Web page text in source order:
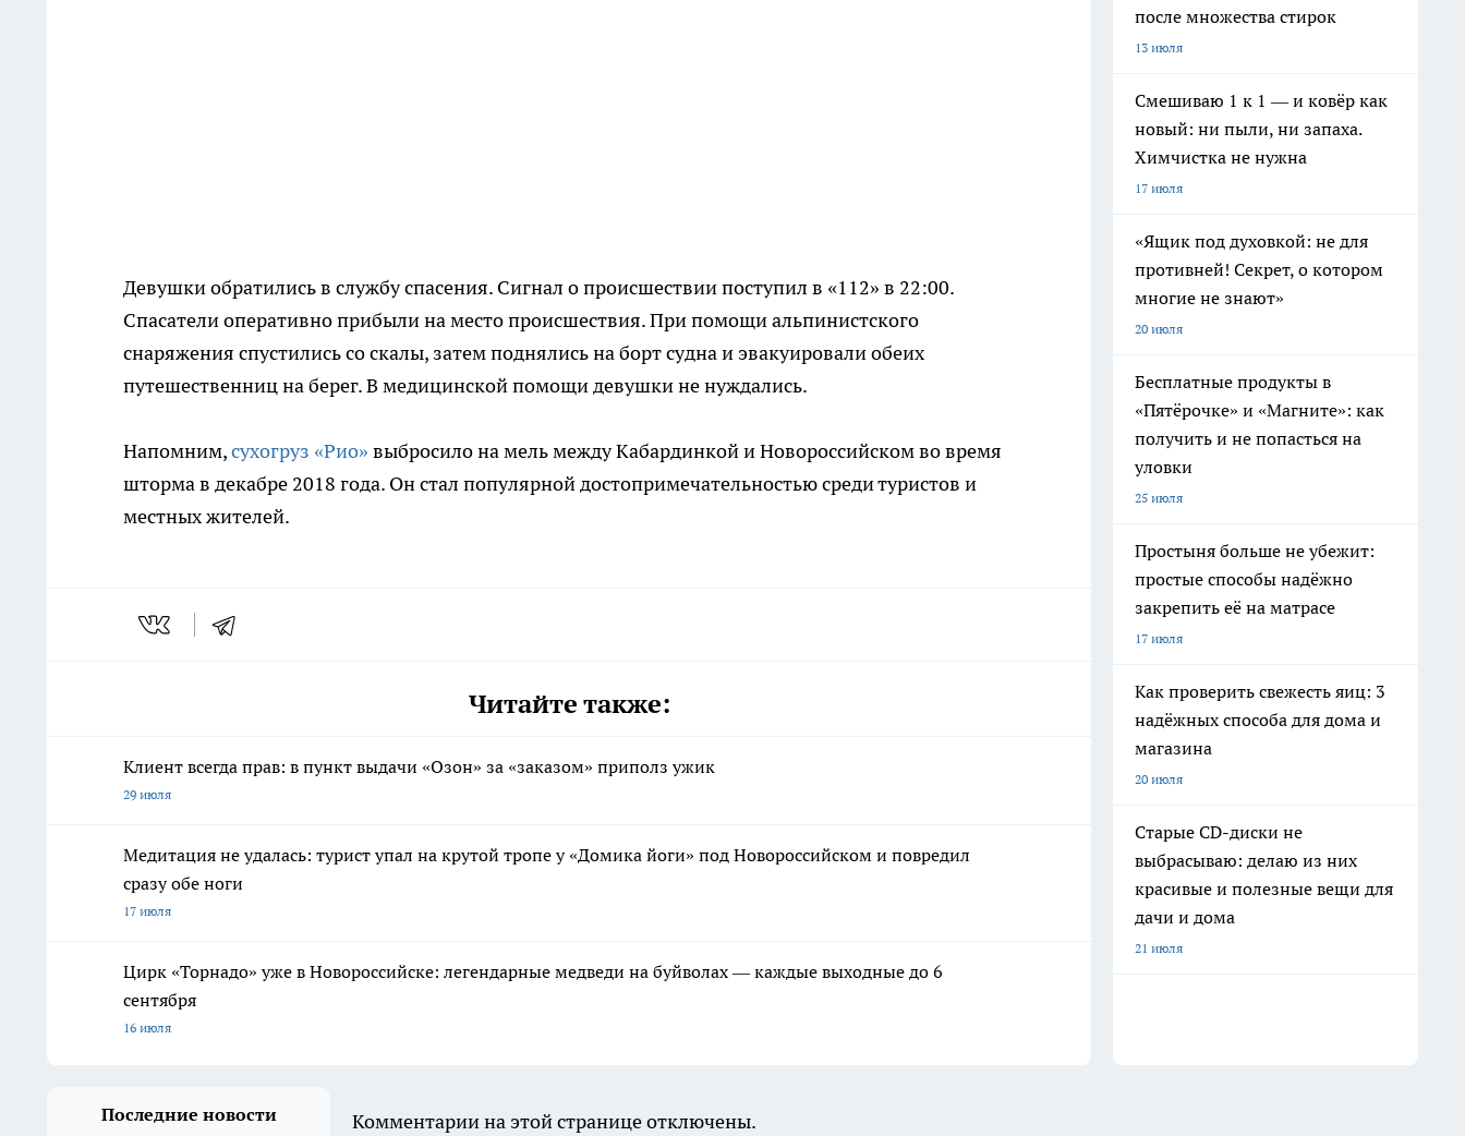
Девушки обратились в службу спасения. Сигнал о происшествии поступил в «112» в 22:00.
Спасатели оперативно прибыли на место происшествия. При помощи альпинистского
снаряжения спустились со скалы, затем поднялись на борт судна и эвакуировали обеих
путешественниц на берег. В медицинской помощи девушки не нуждались.
Напомним,сухогруз «Рио» выбросило на мель между Кабардинкой и Новороссийском во время
шторма в декабре 2018 года. Он стал популярной достопримечательностью среди туристов и
местных жителей.
Читайте также:
Клиент всегда прав: в пункт выдачи «Озон» за «заказом» приполз ужик
29 июля
Медитация не удалась: турист упал на крутой тропе у «Домика йоги» под Новороссийском и повредил
сразу обе ноги
17 июля
Цирк «Торнадо» уже в Новороссийске: легендарные медведи на буйволах — каждые выходные до 6
сентября
16 июля
после множества стирок
13 июля
Смешиваю 1 к 1 — и ковёр как
новый: ни пыли, ни запаха.
Химчистка не нужна
17 июля
«Ящик под духовкой: не для
противней! Секрет, о котором
многие не знают»
20 июля
Бесплатные продукты в
«Пятёрочке» и «Магните»: как
получить и не попасться на
уловки
25 июля
Простыня больше не убежит:
простые способы надёжно
закрепить её на матрасе
17 июля
Как проверить свежесть яиц: 3
надёжных способа для дома и
магазина
20 июля
Старые CD-диски не
выбрасываю: делаю из них
красивые и полезные вещи для
дачи и дома
21 июля
Последние новости Комментарии на этой странице отключены.